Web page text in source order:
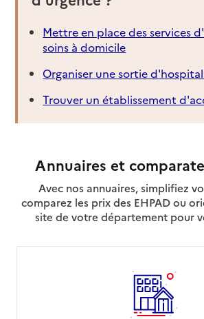
Mettre en place des services
soins à domicile
Organiser une sortie
Trouver un établissement
Annuaires et
Avec nos annuaires, simplifiez
comparez les prix des EHPAD ou
site de votre département pour